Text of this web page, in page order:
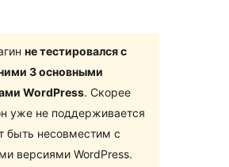
не тестировался с
3 основными
WordPress. Скорее
уже не поддерживается
быть несовместим с
версиями WordPress.